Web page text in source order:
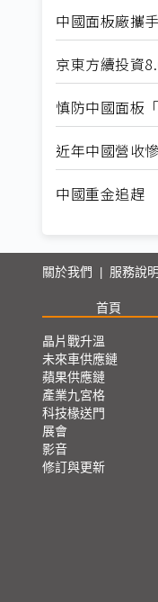
中國面板廠攜
京東方續投資
慎防中國面板
近年中國營收
中國重金追趕
關於我們 服務說明
首頁
晶片戰升溫
未來車供應鏈
蘋果供應鏈
產業九宮格
科技椽送門
展會
影音
修訂與更新